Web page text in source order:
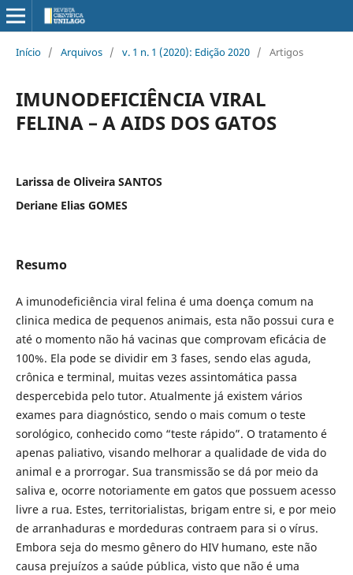
Início / Arquivos / v. 1 n. 1 (2020): Edição 2020 / Artigos
IMUNODEFICIÊNCIA VIRAL
FELINA – A AIDS DOS GATOS
Larissa de Oliveira SANTOS
Deriane Elias GOMES
Resumo
A imunodeficiência viral felina é uma doença comum na
clinica medica de pequenos animais, esta não possui cura e
até o momento não há vacinas que comprovam eficácia de
100%. Ela pode se dividir em 3 fases, sendo elas aguda,
crônica e terminal, muitas vezes assintomática passa
despercebida pelo tutor. Atualmente já existem vários
exames para diagnóstico, sendo o mais comum o teste
sorológico, conhecido como “teste rápido”. O tratamento é
apenas paliativo, visando melhorar a qualidade de vida do
animal e a prorrogar. Sua transmissão se dá por meio da
saliva e, ocorre notoriamente em gatos que possuem acesso
livre a rua. Estes, territorialistas, brigam entre si, e por meio
de arranhaduras e mordeduras contraem para si o vírus.
Embora seja do mesmo gênero do HIV humano, este não
causa prejuízos a saúde pública, visto que não é uma